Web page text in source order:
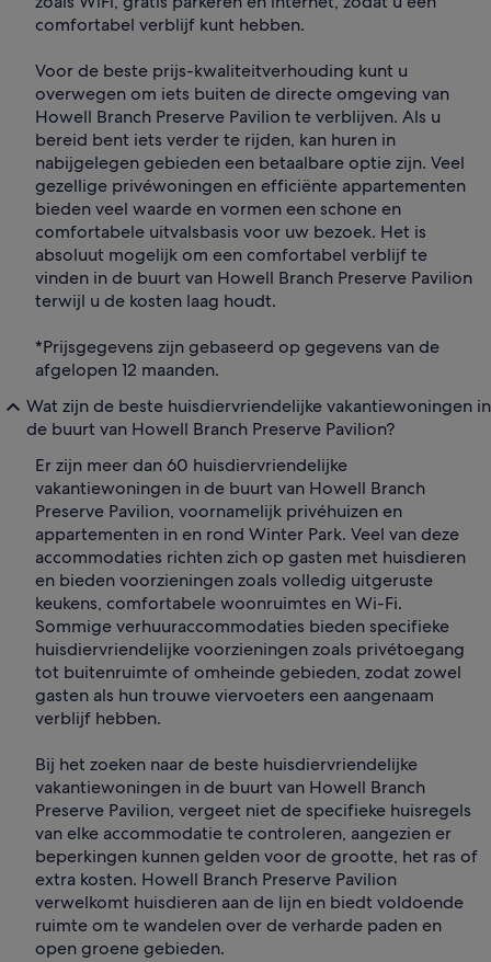
comfortabel verblijf kunt hebben.
Voor de beste prijs-kwaliteitverhouding kunt u
overwegen om iets buiten de directe omgeving van
Howell Branch Preserve Pavilion te verblijven. Als u
bereid bent iets verder te rijden, kan huren in
nabijgelegen gebieden een betaalbare optie zijn. Veel
gezellige privéwoningen en efficiënte appartementen
bieden veel waarde en vormen een schone en
comfortabele uitvalsbasis voor uw bezoek. Het is
absoluut mogelijk om een comfortabel verblijf te
vinden in de buurt van Howell Branch Preserve Pavilion
terwijl u de kosten laag houdt.
*Prijsgegevens zijn gebaseerd op gegevens van de
afgelopen 12 maanden.
Wat zijn de beste huisdiervriendelijke vakantiewoningen in
de buurt van Howell Branch Preserve Pavilion?
Er zijn meer dan 60 huisdiervriendelijke
vakantiewoningen in de buurt van Howell Branch
Preserve Pavilion, voornamelijk privéhuizen en
appartementen in en rond Winter Park. Veel van deze
accommodaties richten zich op gasten met huisdieren
en bieden voorzieningen zoals volledig uitgeruste
keukens, comfortabele woonruimtes en Wi-Fi.
Sommige verhuuraccommodaties bieden specifieke
huisdiervriendelijke voorzieningen zoals privétoegang
tot buitenruimte of omheinde gebieden, zodat zowel
gasten als hun trouwe viervoeters een aangenaam
verblijf hebben.
Bij het zoeken naar de beste huisdiervriendelijke
vakantiewoningen in de buurt van Howell Branch
Preserve Pavilion, vergeet niet de specifieke huisregels
van elke accommodatie te controleren, aangezien er
beperkingen kunnen gelden voor de grootte, het ras of
extra kosten. Howell Branch Preserve Pavilion
verwelkomt huisdieren aan de lijn en biedt voldoende
ruimte om te wandelen over de verharde paden en
open groene gebieden.